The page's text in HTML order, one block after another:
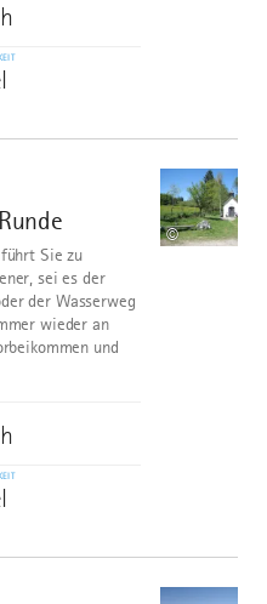
©
Sie zu
sei es der
der Wasserweg
wieder an
und